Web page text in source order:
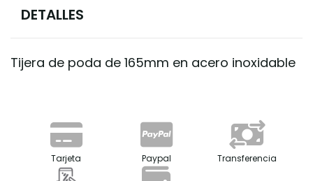
DETALLES
Tijera de poda de 165mm en acero inoxidable
Tarjeta Paypal Transferencia